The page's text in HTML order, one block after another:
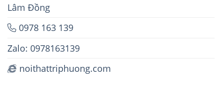
Lâm Đồng
0978 163 139
Zalo: 0978163139
noithattriphuong.com